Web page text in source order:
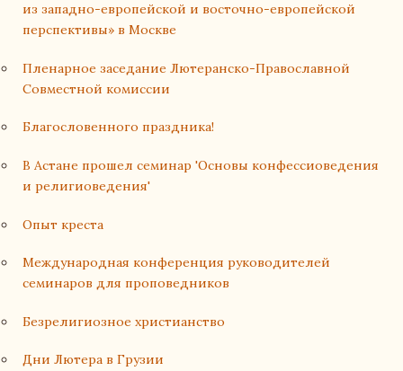
из западно-европейской и восточно-европейской
перспективы» в Москве
Пленарное заседание Лютеранско-Православной
Совместной комиссии
Благословенного праздника!
В Астане прошел семинар 'Основы конфессиоведения
и религиоведения'
Опыт креста
Международная конференция руководителей
семинаров для проповедников
Безрелигиозное христианство
Дни Лютера в Грузии